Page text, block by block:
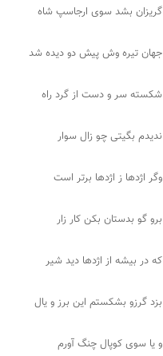
گریزان بشد سوی ارجاسپ شاه
جهان تیره وش پیش دو دیده شد
شکسته سر و دست از گرد راه
ندیدم بگیتی چو زال سوار
وگر اژدها ز اژدها برتر است
برو گو بدستان بکن کار زار
که در بیشه از اژدها دید شیر
بزد گرزو بشکستم این برز و یال
و یا سوی کوپال چنگ آورم